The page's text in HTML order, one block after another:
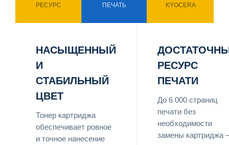
РЕСУРС
ПЕЧАТЬ
KYOCERA
НАСЫЩЕННЫЙ
И
СТАБИЛЬНЫЙ
ЦВЕТ
Тонер картриджа
обеспечивает ровное
и точное нанесение
РЕСУРС
ПЕЧАТИ
До 6 000 страниц
печати без
необходимости
замены картриджа